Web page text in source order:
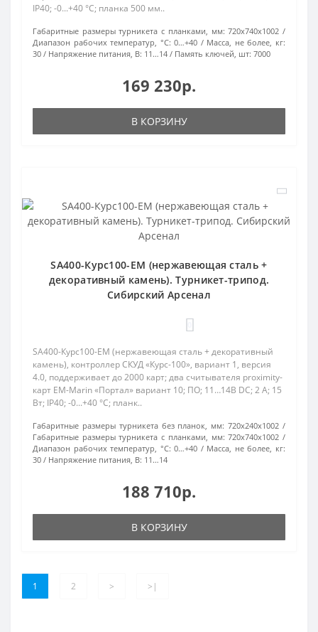
IP40; -0...+40 °C; планка 500 мм..
Габаритные размеры турникета с планками, мм: 720x740x1002
Диапазон рабочих температур, °С: 0…+40
Масса, не более, кг:
30
Напряжение питания, В: 11…14 Память ключей, шт: 7000
169 230р.
В КОРЗИНУ
SA400-Курс100-EM (нержавеющая сталь +
декоративный камень). Турникет-трипод.
Сибирский Арсенал
SA400-Курс100-EM (нержавеющая сталь + декоративный
камень), контроллер СКУД «Курс-100», вариант 1, версия
4.0, поддерживает до 2000 карт; два считывателя proximity-
карт EM-Marin «Портал» вариант 10; ПО; 11…14В DC; 2 А; 15
Вт; IP40; -0...+40 °C; планк..
Габаритные размеры турникета без планок, мм: 720x240x1002
Габаритные размеры турникета с планками, мм: 720x740x1002
Диапазон рабочих температур, °С: 0…+40
Масса, не более, кг:
30
Напряжение питания, В: 11…14
188 710р.
В КОРЗИНУ
1 2 > >|